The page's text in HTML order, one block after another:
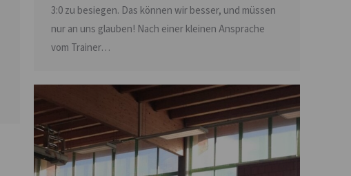
3:0 zu besiegen. Das können wir besser, und müssen
nur an uns glauben! Nach einer kleinen Ansprache
vom Trainer…